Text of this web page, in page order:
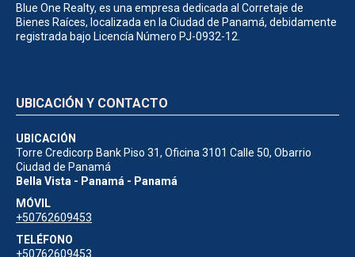
Blue One Realty, es una empresa dedicada al Corretaje de
Bienes Raíces, localizada en la Ciudad de Panamá, debidamente
registrada bajo Licencía Número PJ-0932-12.
UBICACIÓN Y CONTACTO
UBICACIÓN
Torre Credicorp Bank Piso 31, Oficina 3101 Calle 50, Obarrio
Ciudad de Panamá
Bella Vista - Panamá - Panamá
MÓVIL
+50762609453
TELÉFONO
+50762609453